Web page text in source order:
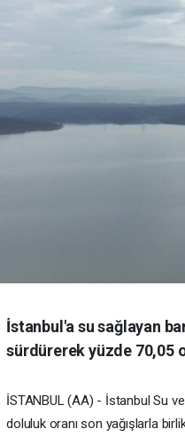
İstanbul'a su sağlayan
sürdürerek yüzde 70,05
İSTANBUL (AA) - İstanbul Su
doluluk oranı son yağışlarla